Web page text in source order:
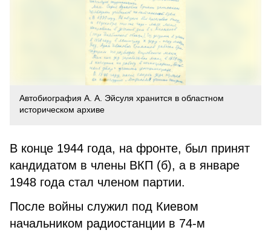
Автобиография А. А. Эйсуля хранится в областном
историческом архиве
В конце 1944 года, на фронте, был принят
кандидатом в члены ВКП (б), а в январе
1948 года стал членом партии.
После войны служил под Киевом
начальником радиостанции в 74-м